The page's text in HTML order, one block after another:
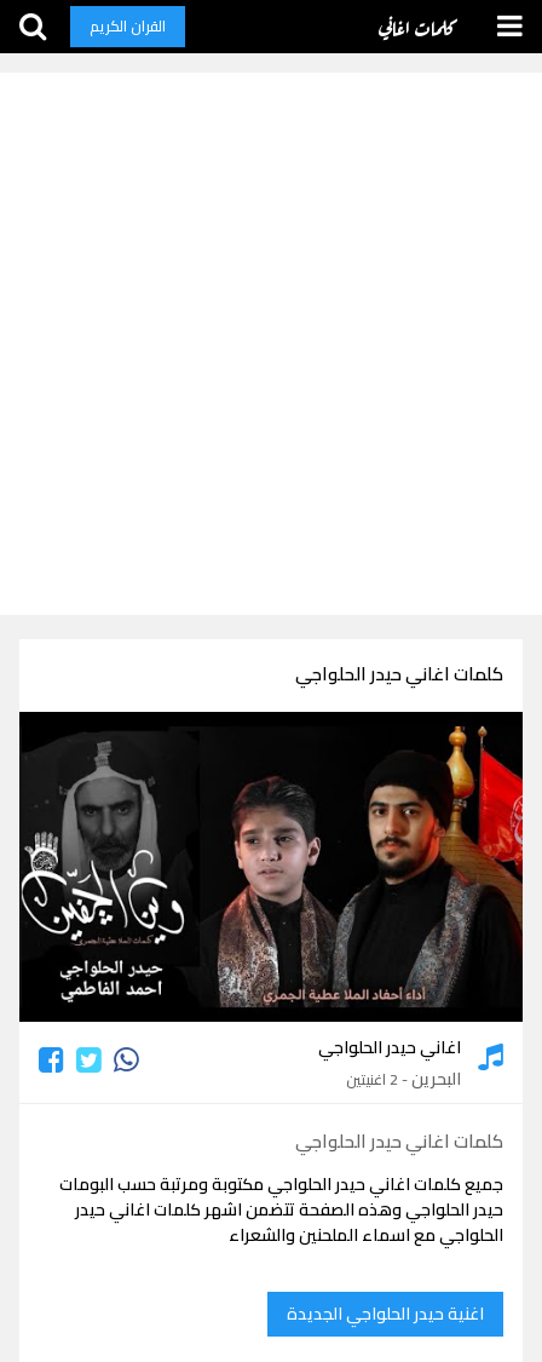
كلمات اغاني القران الكريم
كلمات اغاني حيدر الحلواجي
كلمات اغاني حيدر الحلواجي
اغاني حيدر الحلواجي
البحرين- 2 اغنيتين
كلمات اغاني حيدر الحلواجي
جميع كلمات اغاني حيدر الحلواجي مكتوبة ومرتبة حسب البومات
حيدر الحلواجي وهذه الصفحة تتضمن اشهر كلمات اغاني حيدر
الحلواجي مع اسماء الملحنين والشعراء
اغنية حيدر الحلواجي الجديدة